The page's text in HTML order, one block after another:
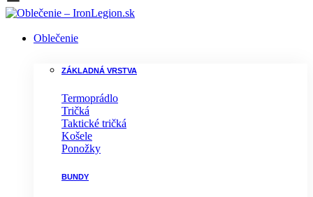
Oblečenie
ZÁKLADNÁ VRSTVA
Termoprádlo
Tričká
Taktické tričká
Košele
Ponožky
BUNDY